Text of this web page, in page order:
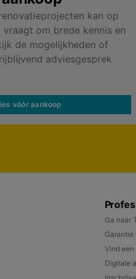
kan op
vraagt om brede kennis en
de mogelijkheden of
adviesgesprek
vóór aankoop
Ga naar
Garantie
Vind
Digitale